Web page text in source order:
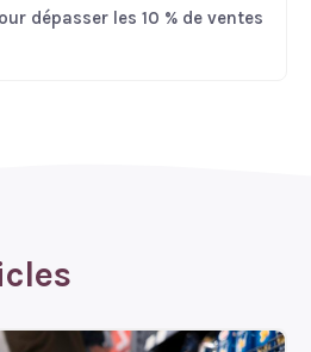
dépasser les 10 % de ventes